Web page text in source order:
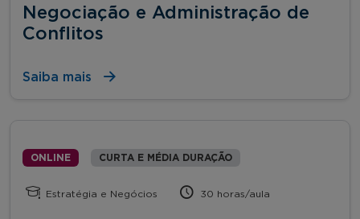
Negociação e Administração de
Conflitos
Saiba mais
ONLINE CURTA E MÉDIA DURAÇÃO
Estratégia e Negócios 30 horas/aula